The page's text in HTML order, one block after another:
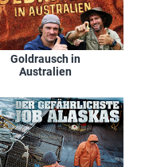
Goldrausch in
Australien